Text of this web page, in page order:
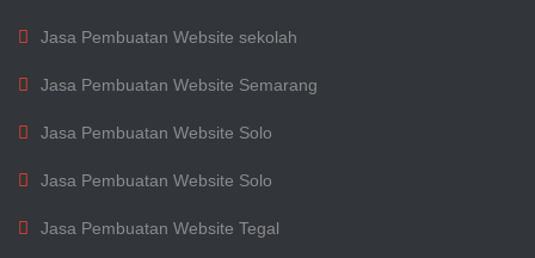
Jasa Pembuatan Website sekolah
Jasa Pembuatan Website Semarang
Jasa Pembuatan Website Solo
Jasa Pembuatan Website Solo
Jasa Pembuatan Website Tegal